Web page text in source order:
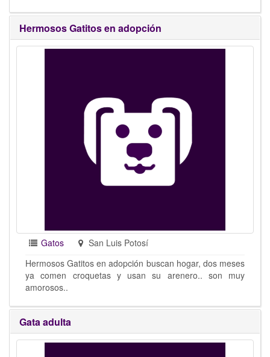
Hermosos Gatitos en adopción
Gatos
San Luis Potosí
Hermosos Gatitos en adopción buscan hogar, dos meses
ya comen croquetas y usan su arenero.. son muy
amorosos..
Gata adulta